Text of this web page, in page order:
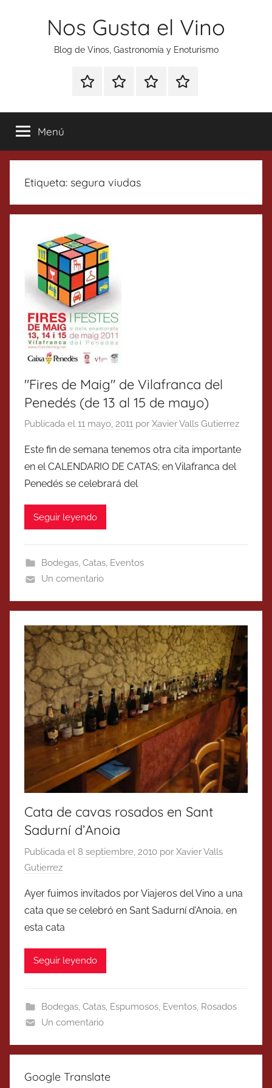
Nos Gusta el Vino
Blog de Vinos, Gastronomía y Enoturismo
Especial
Tonics
Enoturismo
Gastronomía
RankingContacto
Menú
Etiqueta: segura viudas
"Fires de Maig" de Vilafranca del
Penedés (de 13 al 15 de mayo)
Publicada el 11 mayo, 2011 por Xavier Valls Gutierrez
Este fin de semana tenemos otra cita importante
en el CALENDARIO DE CATAS; en Vilafranca del
Penedés se celebrará del
Seguir leyendo
Bodegas, Catas, Eventos
Un comentario
Cata de cavas rosados en Sant
Sadurní d’Anoia
Publicada el 8 septiembre, 2010 por Xavier Valls
Gutierrez
Ayer fuimos invitados por Viajeros del Vino a una
cata que se celebró en Sant Sadurní d’Anoia, en
esta cata
Seguir leyendo
Bodegas, Catas, Espumosos, Eventos, Rosados
Un comentario
Google Translate